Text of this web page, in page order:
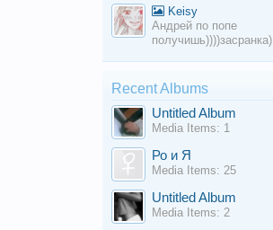
Keisy
Андрей по попе
получишь))))засранка)
Recent Albums
Untitled Album
Media Items: 1
Ро и Я
Media Items: 25
Untitled Album
Media Items: 2